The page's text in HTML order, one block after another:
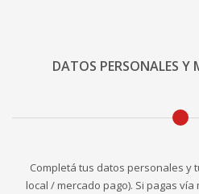
DATOS PERSONALES Y
Completá tus datos personales y
local / mercado pago). Si pagas